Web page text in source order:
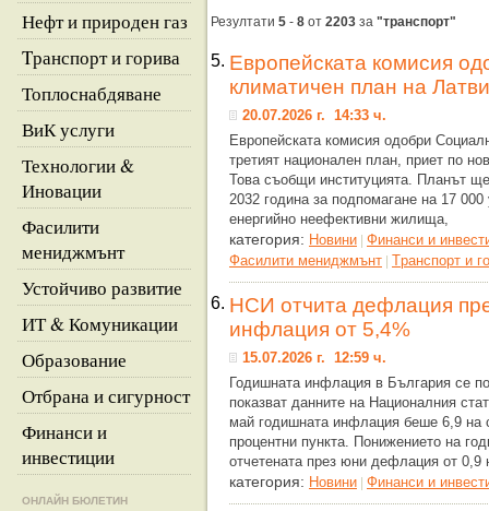
Нефт и природен газ
Tранспорт и горива
Топлоснабдяване
ВиК услуги
Технологии &
Иновации
Фасилити
мениджмънт
Устойчиво развитие
ИТ & Комуникации
Образование
Отбрана и сигурност
Финанси и
инвестиции
ОНЛАЙН БЮЛЕТИН
Резултати 5 - 8 от 2203 за "транспорт"
5. Европейската комисия
климатичен план на
20.07.2026 г. 14:33 ч.
Европейската комисия одобри
третият национален план, приет по
Това съобщи институцията. Планът
2032 година за подпомагане на 17
енергийно неефективни жилища,
категория: Новини | Финанси и
Фасилити мениджмънт | Tранспорт и
6. НСИ отчита дефлация
инфлация от 5,4%
15.07.2026 г. 12:59 ч.
Годишната инфлация в България се
показват данните на Националния
май годишната инфлация беше 6,9 на
процентни пункта. Понижението на
отчетената през юни дефлация от 0,9
категория: Новини | Финанси и